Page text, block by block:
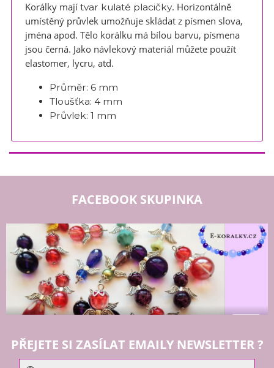
Korálky mají tvar kulaté placičky. Horizontálně
umístěný průvlek umožňuje skládat z písmen slova,
jména apod. Tělo korálku má bílou barvu, písmena
jsou černá. Jako návlekový materiál můžete použít
elastomer, lycru, atd.
Průměr: 6 mm
Tloušťka: 4 mm
Průvlek: 1 mm
FACEBOOK SKUPINKA
PŘEJETE SI ZASÍLAT EMAILY NEWSLETTER ?